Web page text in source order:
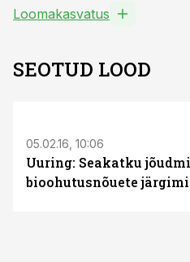
Loomakasvatus
SEOTUD LOOD
05.02.16, 10:06
Uuring: Seakatku
bioohutusnõuete